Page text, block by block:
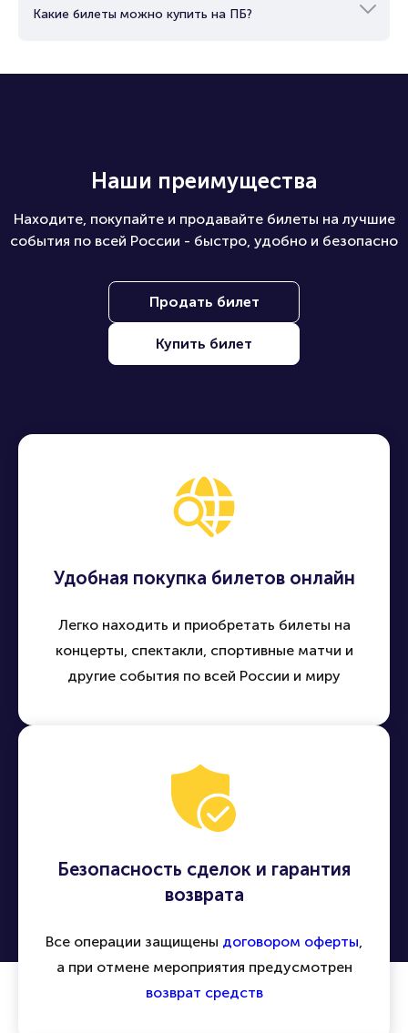
Какие билеты можно купить на ПБ?
Наши преимущества
Находите, покупайте и продавайте билеты на лучшие
события по всей России - быстро, удобно и безопасно
Продать билет
Купить билет
Удобная покупка билетов онлайн
Легко находить и приобретать билеты на
концерты, спектакли, спортивные матчи и
другие события по всей России и миру
Безопасность сделок и гарантия
возврата
Все операции защищены договором оферты,
а при отмене мероприятия предусмотрен
возврат средств